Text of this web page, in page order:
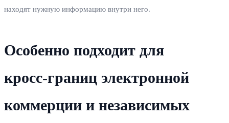
находят нужную информацию внутри него.
Особенно подходит для
кросс‑границ электронной
коммерции и независимых